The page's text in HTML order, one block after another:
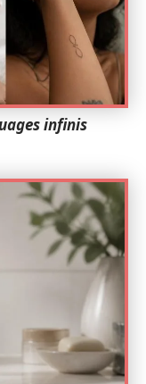
infinis